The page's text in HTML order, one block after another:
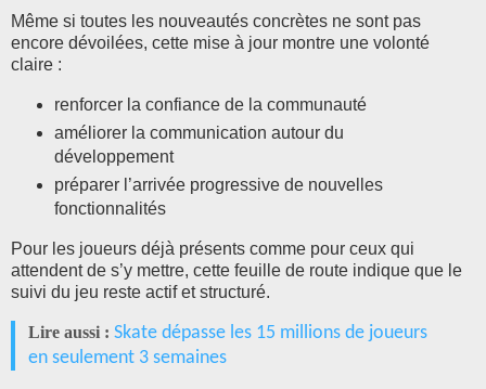
Même si toutes les nouveautés concrètes ne sont pas
encore dévoilées, cette mise à jour montre une volonté
claire :
renforcer la confiance de la communauté
améliorer la communication autour du
développement
préparer l’arrivée progressive de nouvelles
fonctionnalités
Pour les joueurs déjà présents comme pour ceux qui
attendent de s’y mettre, cette feuille de route indique que le
suivi du jeu reste actif et structuré.
Lire aussi : Skate dépasse les 15 millions de joueurs
en seulement 3 semaines